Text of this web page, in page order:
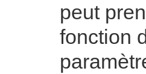
peut
fonction